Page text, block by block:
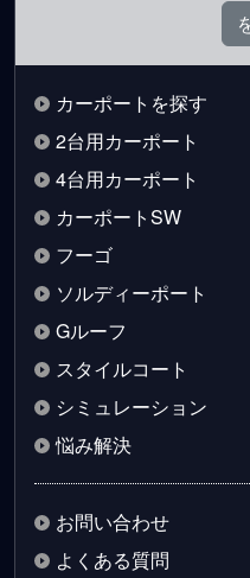
カーポートを探す
2台用カーポート
4台用カーポート
カーポートSW
フーゴ
ソルディーポート
Gルーフ
スタイルコート
シミュレーション
悩み解決
お問い合わせ
よくある質問